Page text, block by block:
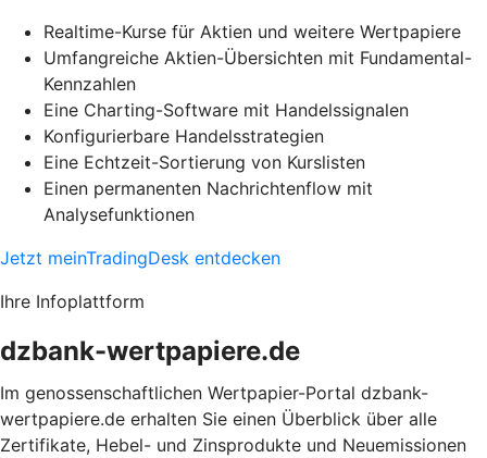
Realtime-Kurse für Aktien und weitere Wertpapiere
Umfangreiche Aktien-Übersichten mit Fundamental-
Kennzahlen
Eine Charting-Software mit Handelssignalen
Konfigurierbare Handelsstrategien
Eine Echtzeit-Sortierung von Kurslisten
Einen permanenten Nachrichtenflow mit
Analysefunktionen
Jetzt meinTradingDesk entdecken
Ihre Infoplattform
dzbank-wertpapiere.de
Im genossenschaftlichen Wertpapier-Portal dzbank-
wertpapiere.de erhalten Sie einen Überblick über alle
Zertifikate, Hebel- und Zinsprodukte und Neuemissionen